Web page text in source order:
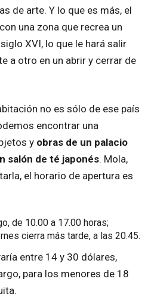
de arte. Y lo que es más, el
una zona que recrea un
XVI, lo que le hará salir
a otro en un abrir y cerrar de
no es sólo de ese país
encontrar una
y obras de un palacio
salón de té japonés. Mola,
el horario de apertura es
de 10.00 a 17.00 horas;
cierra más tarde, a las 20.45.
entre 14 y 30 dólares,
para los menores de 18